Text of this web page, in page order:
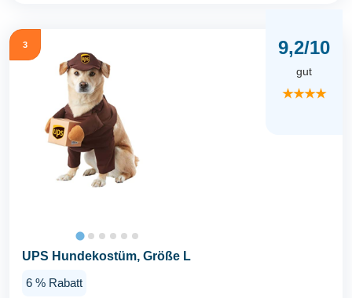
3 9,2/10
gut
★★★★
UPS Hundekostüm, Größe L
6 % Rabatt